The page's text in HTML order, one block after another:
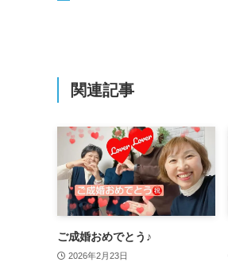
関連記事
ご成婚おめでとう♪
2026年2月23日